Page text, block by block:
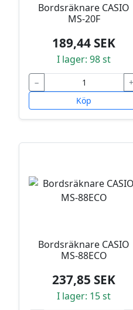
Bordsräknare CASIO
MS-20F
189,44 SEK
I lager: 98 st
−
+
Köp
Bordsräknare CASIO
MS-88ECO
237,85 SEK
I lager: 15 st